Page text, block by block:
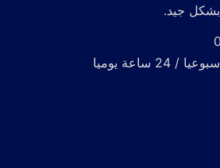
بشكل جيد.